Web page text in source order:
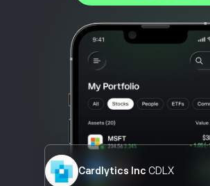
Cardlytics Inc CDLX